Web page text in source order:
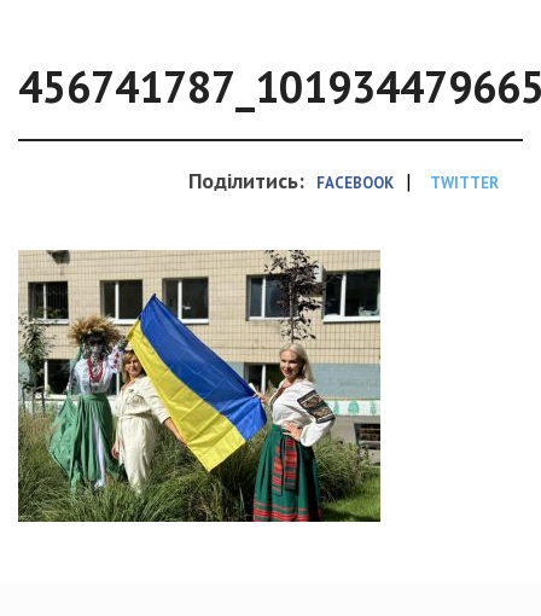
Поділитись: FACEBOOK | TWITTER